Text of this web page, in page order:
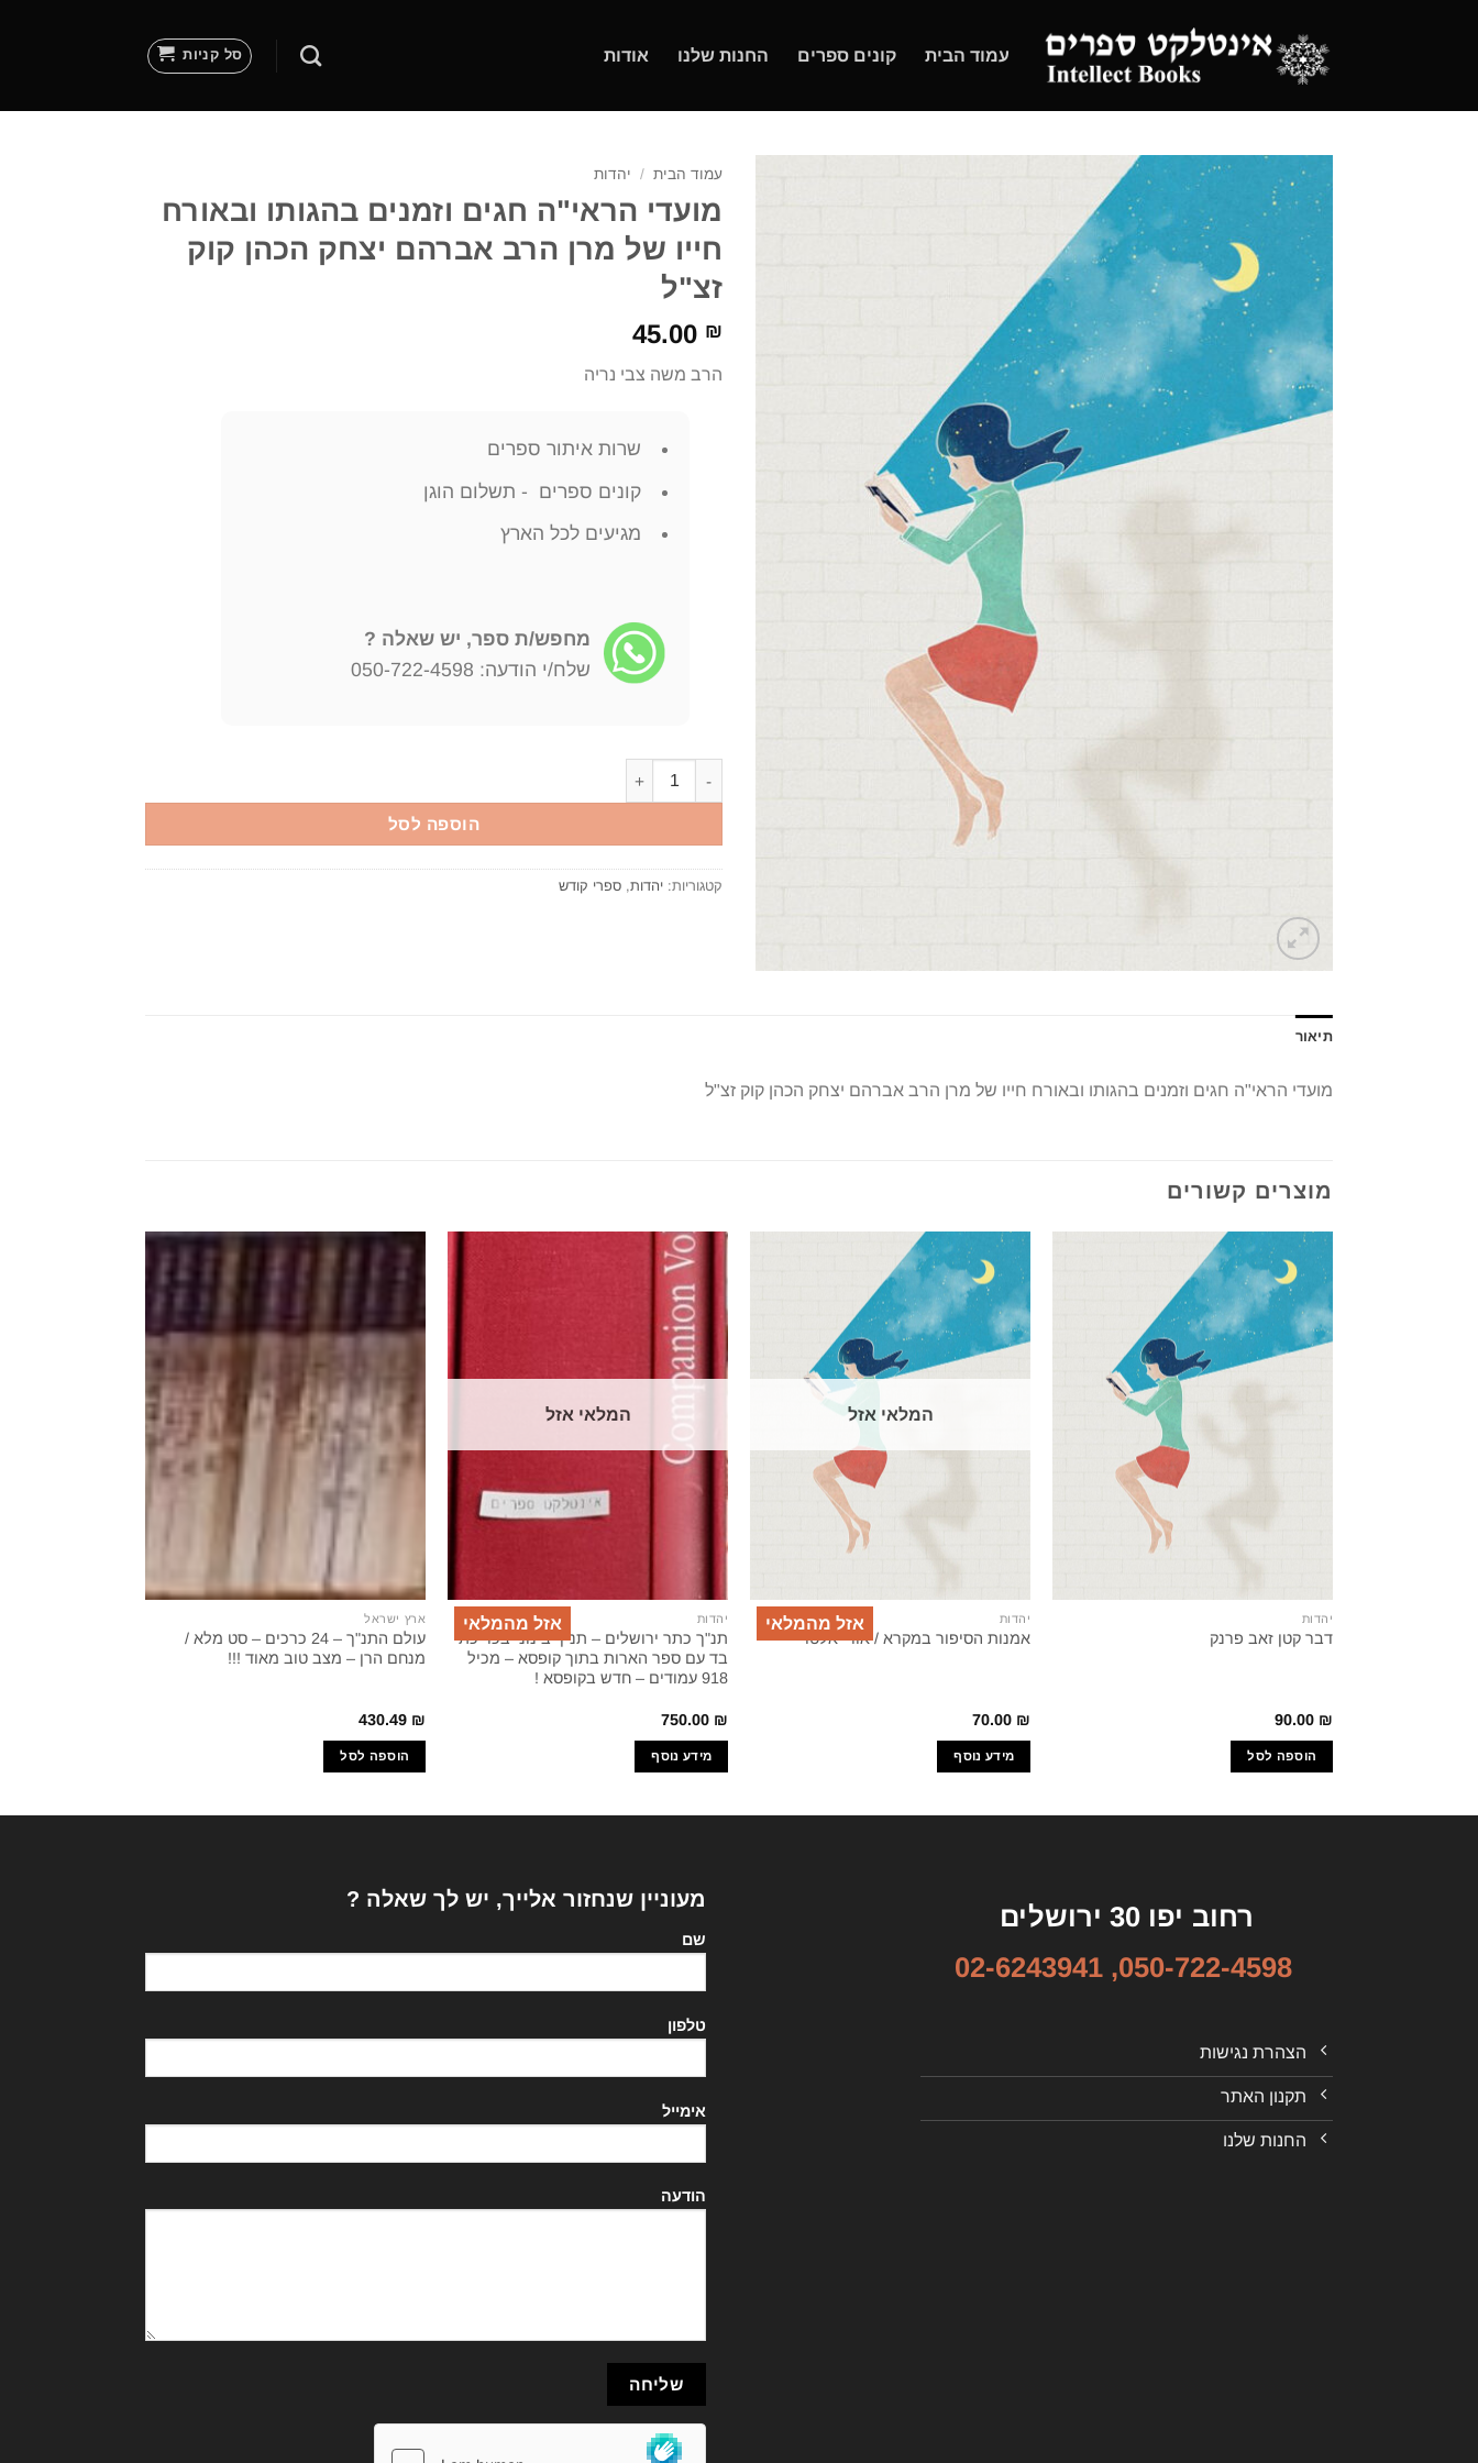
עמוד הבית קונים ספרים החנות שלנו אודות סל קניות
עמוד הבית / יהדות
מועדי הראי"ה חגים וזמנים בהגותו ובאורח
חייו של מרן הרב אברהם יצחק הכהן קוק
זצ"ל
45.00 ₪
הרב משה צבי נריה
שרות איתור ספרים
קונים ספרים - תשלום הוגן
מגיעים לכל הארץ
מחפש/ת ספר, יש שאלה ?
שלח/י הודעה: 050-722-4598
כמות של מועדי הראי"ה חגים וזמנים בהגותו ובאורח חייו של מרן הרב אברהם יצחק הכהן קוק זצ"ל
הוספה לסל
קטגוריות: יהדות, ספרי קודש
תיאור
מועדי הראי"ה חגים וזמנים בהגותו ובאורח חייו של מרן הרב אברהם יצחק הכהן קוק זצ"ל
מוצרים קשורים
יהדות
דבר קטן זאב פרנק
90.00 ₪
הוספה לסל
המלאי אזל
אזל מהמלאי יהדות
אמנות הסיפור במקרא / אורי אלטר
70.00 ₪
מידע נוסף
המלאי אזל
אזל מהמלאי יהדות
תנ"ך כתר ירושלים – תנ"ך בינוני בכריכת
בד עם ספר הארות בתוך קופסא – מכיל
918 עמודים – חדש בקופסא !
750.00 ₪
מידע נוסף
ארץ ישראל
עולם התנ"ך – 24 כרכים – סט מלא /
מנחם הרן – מצב טוב מאוד !!!
430.49 ₪
הוספה לסל
רחוב יפו 30 ירושלים
050-722-4598
,
02-6243941
הצהרת נגישות
תקנון האתר
החנות שלנו
מעוניין שנחזור אלייך, יש לך שאלה ?
שם
טלפון
אימייל
הודעה